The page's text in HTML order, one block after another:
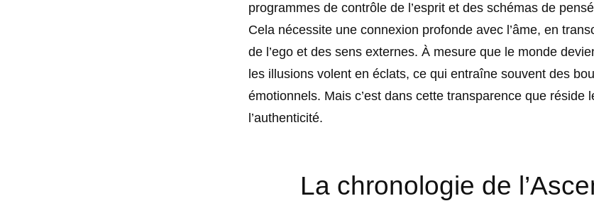
programmes de contrôle de l’esprit et des schémas de
Cela nécessite une connexion profonde avec l’âme, en
de l’ego et des sens externes. À mesure que le monde
les illusions volent en éclats, ce qui entraîne souvent des
émotionnels. Mais c’est dans cette transparence que réside
l’authenticité.
La chronologie de